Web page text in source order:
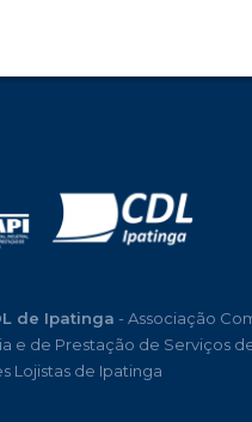
de Ipatinga - Associação
e de Prestação de Serviços
Lojistas de Ipatinga